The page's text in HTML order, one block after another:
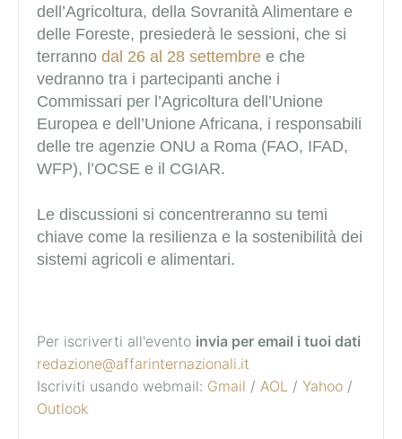
dell’Agricoltura, della Sovranità Alimentare e
delle Foreste, presiederà le sessioni, che si
terranno dal 26 al 28 settembre e che
vedranno tra i partecipanti anche i
Commissari per l’Agricoltura dell’Unione
Europea e dell’Unione Africana, i responsabili
delle tre agenzie ONU a Roma (FAO, IFAD,
WFP), l’OCSE e il CGIAR.
Le discussioni si concentreranno su temi
chiave come la resilienza e la sostenibilità dei
sistemi agricoli e alimentari.
Per iscriverti all'evento invia per email i tuoi dati
redazione@affarinternazionali.it
Iscriviti usando webmail: Gmail / AOL / Yahoo /
Outlook